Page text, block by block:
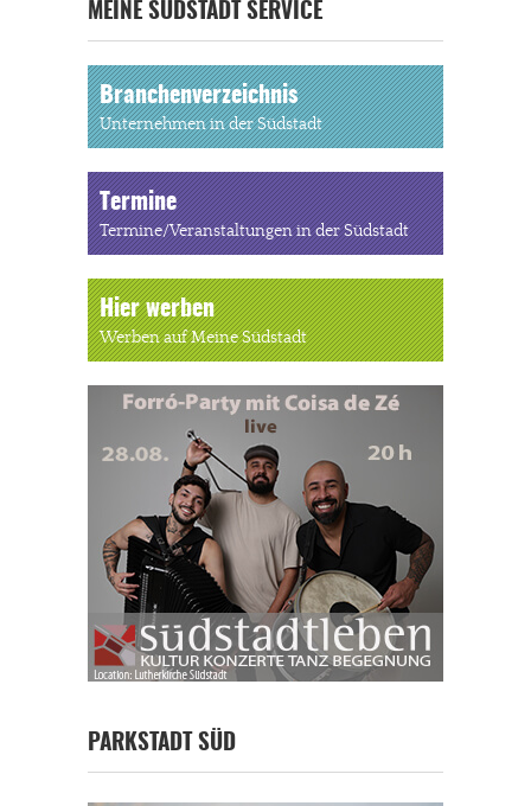
MEINE SÜDSTADT SERVICE
Branchenverzeichnis
Unternehmen in der Südstadt
Termine
Termine/Veranstaltungen in der Südstadt
Hier werben
Werben auf Meine Südstadt
PARKSTADT SÜD